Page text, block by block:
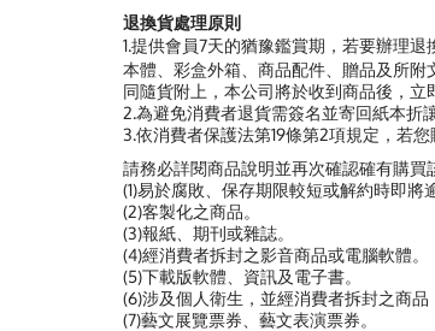
退換貨處理原則
1.提供會員7天的猶豫鑑賞期，若要辦理
本體、彩盒外箱、商品配件、贈品及所
同隨貨附上，本公司將於收到商品後，立
2.為避免消費者退貨需簽名並寄回紙本折
3.依消費者保護法第19條第2項規定，若
請務必詳閱商品說明並再次確認確有購買
(1)易於腐敗、保存期限較短或解約時即將
(2)客製化之商品。
(3)報紙、期刊或雜誌。
(4)經消費者拆封之影音商品或電腦軟體。
(5)下載版軟體、資訊及電子書。
(6)涉及個人衛生，並經消費者拆封之商品
(7)藝文展覽票券、藝文表演票券。